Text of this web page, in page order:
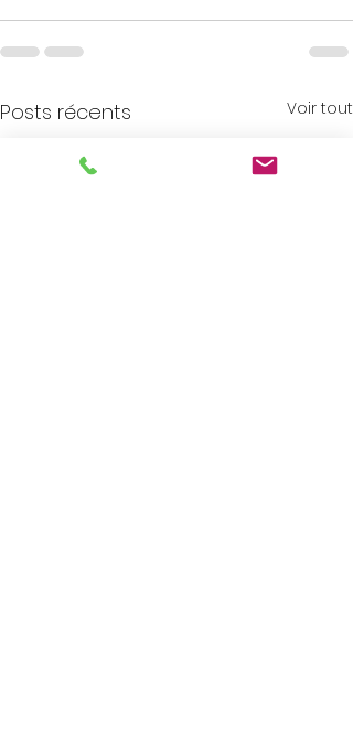
Posts récents Voir tout